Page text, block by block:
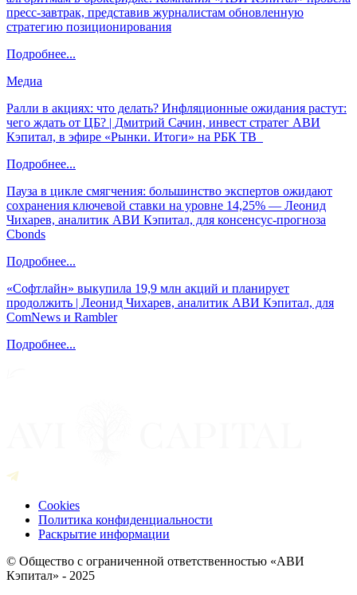
пресс-завтрак, представив журналистам обновленную
стратегию позиционирования
Подробнее...
Медиа
Ралли в акциях: что делать? Инфляционные ожидания растут:
чего ждать от ЦБ? | Дмитрий Сачин, инвест стратег АВИ
Кэпитал, в эфире «Рынки. Итоги» на РБК ТВ
Подробнее...
Пауза в цикле смягчения: большинство экспертов ожидают
сохранения ключевой ставки на уровне 14,25% — Леонид
Чихарев, аналитик АВИ Кэпитал, для консенсус-прогноза
Cbonds
Подробнее...
«Софтлайн» выкупила 19,9 млн акций и планирует
продолжить | Леонид Чихарев, аналитик АВИ Кэпитал, для
ComNews и Rambler
Подробнее...
Cookies
Политика конфиденциальности
Раскрытие информации
© Общество с ограниченной ответственностью «АВИ
Кэпитал» - 2025